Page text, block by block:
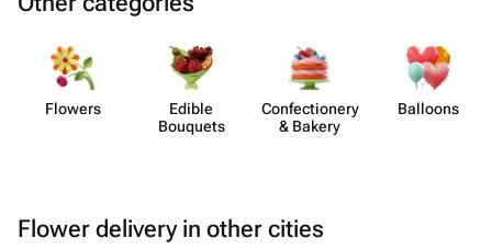
Flowers
Edible
Bouquets
Confect​ionery
& Bakery
Balloons
Flower delivery in other cities